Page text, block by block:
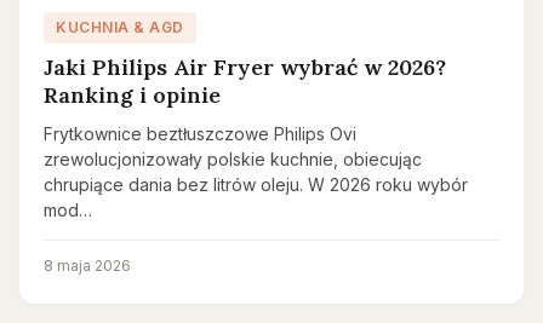
KUCHNIA & AGD
Jaki Philips Air Fryer wybrać w 2026?
Ranking i opinie
Frytkownice beztłuszczowe Philips Ovi
zrewolucjonizowały polskie kuchnie, obiecując
chrupiące dania bez litrów oleju. W 2026 roku wybór
mod…
8 maja 2026